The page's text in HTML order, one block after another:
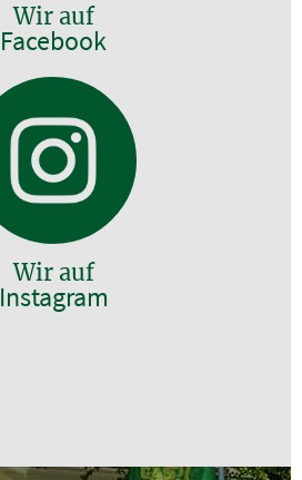
Wir auf
Facebook
Wir auf
Instagram